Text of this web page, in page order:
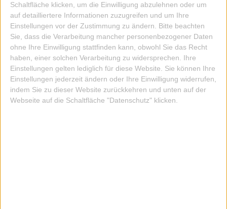
Schaltfläche klicken, um die Einwilligung abzulehnen oder um
auf detailliertere Informationen zuzugreifen und um Ihre
Einstellungen vor der Zustimmung zu ändern. Bitte beachten
Sie, dass die Verarbeitung mancher personenbezogener Daten
ohne Ihre Einwilligung stattfinden kann, obwohl Sie das Recht
haben, einer solchen Verarbeitung zu widersprechen. Ihre
Einstellungen gelten lediglich für diese Website. Sie können Ihre
Einstellungen jederzeit ändern oder Ihre Einwilligung widerrufen,
indem Sie zu dieser Website zurückkehren und unten auf der
Webseite auf die Schaltfläche "Datenschutz" klicken.